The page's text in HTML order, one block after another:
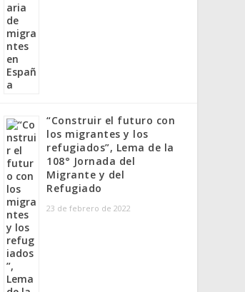
“Construir el futuro con
los migrantes y los
refugiados”, Lema de la
108° Jornada del
Migrante y del
Refugiado
23 de febrero de 2022